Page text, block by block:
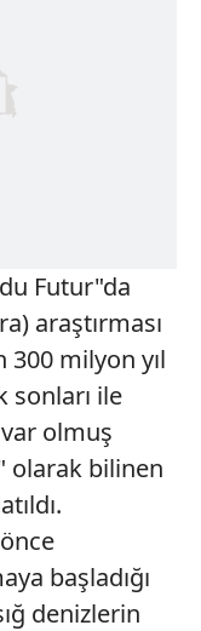
Futur"da
araştırması
300 milyon yıl
sonları ile
olmuş
olarak bilinen
başladığı
denizlerin